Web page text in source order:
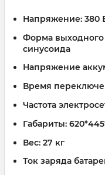
Напряжение: 380
Форма
синусоида
Напряжение
Время
Частота
Габариты:
Вес: 27 кг
Ток заряда